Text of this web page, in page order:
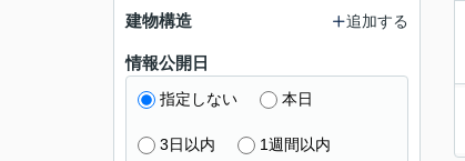
建物構造 追加する
情報公開日
指定しない 本日
3日以内 1週間以内